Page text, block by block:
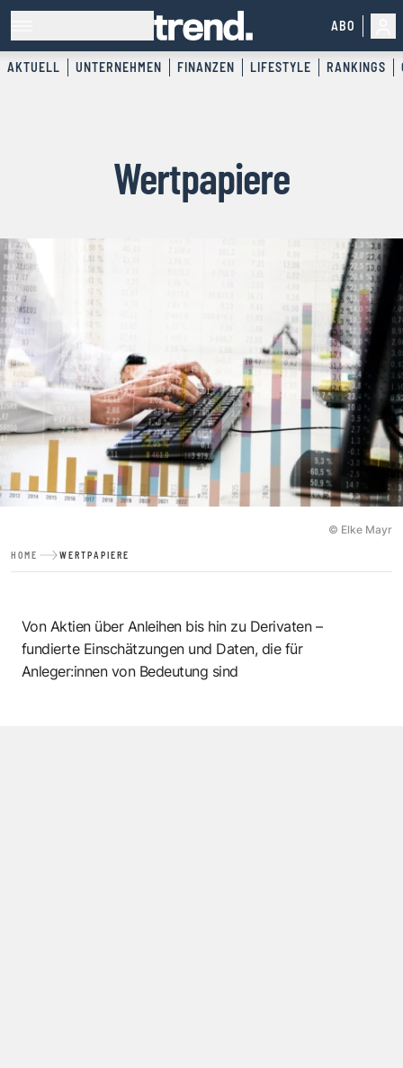
ABO
AKTUELL UNTERNEHMEN FINANZEN LIFESTYLE RANKINGS
Wertpapiere
© Elke Mayr
HOME WERTPAPIERE
Von Aktien über Anleihen bis hin zu Derivaten –
fundierte Einschätzungen und Daten, die für
Anleger:innen von Bedeutung sind